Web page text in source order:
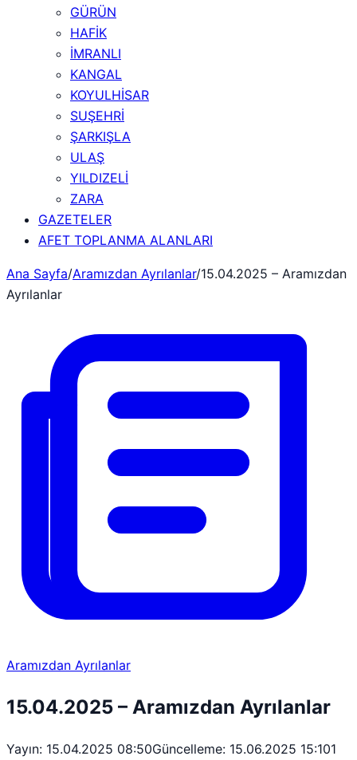
GÜRÜN
HAFİK
İMRANLI
KANGAL
KOYULHİSAR
SUŞEHRİ
ŞARKIŞLA
ULAŞ
YILDIZELİ
ZARA
GAZETELER
AFET TOPLANMA ALANLARI
Ana Sayfa/Aramızdan Ayrılanlar/15.04.2025 – Aramızdan
Ayrılanlar
Aramızdan Ayrılanlar
15.04.2025 – Aramızdan Ayrılanlar
Yayın: 15.04.2025 08:50Güncelleme: 15.06.2025 15:101